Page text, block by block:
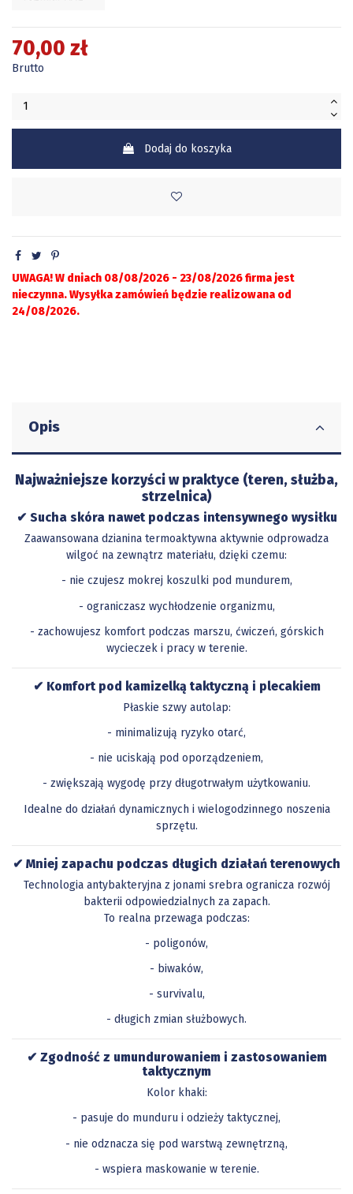
70,00 zł
Brutto
Dodaj do koszyka
UWAGA! W dniach 08/08/2026 - 23/08/2026 firma jest
nieczynna. Wysyłka zamówień będzie realizowana od
24/08/2026.
Opis
Najważniejsze korzyści w praktyce (teren, służba,
strzelnica)
✔ Sucha skóra nawet podczas intensywnego wysiłku
Zaawansowana dzianina termoaktywna aktywnie odprowadza
wilgoć na zewnątrz materiału, dzięki czemu:
- nie czujesz mokrej koszulki pod mundurem,
- ograniczasz wychłodzenie organizmu,
- zachowujesz komfort podczas marszu, ćwiczeń, górskich
wycieczek i pracy w terenie.
✔ Komfort pod kamizelką taktyczną i plecakiem
Płaskie szwy autolap:
- minimalizują ryzyko otarć,
- nie uciskają pod oporządzeniem,
- zwiększają wygodę przy długotrwałym użytkowaniu.
Idealne do działań dynamicznych i wielogodzinnego noszenia
sprzętu.
✔ Mniej zapachu podczas długich działań terenowych
Technologia antybakteryjna z jonami srebra ogranicza rozwój
bakterii odpowiedzialnych za zapach.
To realna przewaga podczas:
- poligonów,
- biwaków,
- survivalu,
- długich zmian służbowych.
✔ Zgodność z umundurowaniem i zastosowaniem
taktycznym
Kolor khaki:
- pasuje do munduru i odzieży taktycznej,
- nie odznacza się pod warstwą zewnętrzną,
- wspiera maskowanie w terenie.